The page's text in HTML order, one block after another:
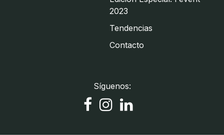
2023
Tendencias
Contacto
Síguenos: